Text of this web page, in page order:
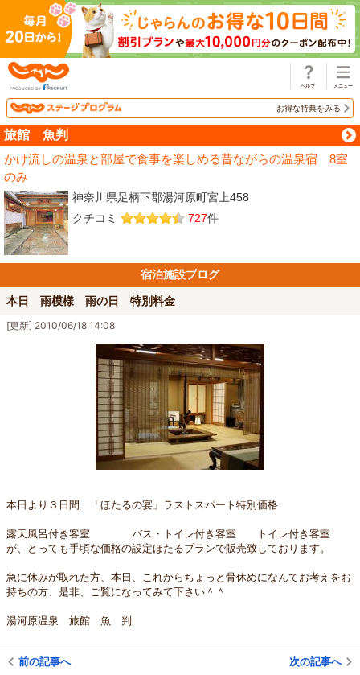
お得な特典をみる
旅館 魚判
かけ流しの温泉と部屋で食事を楽しめる昔ながらの温泉宿 8室
のみ
神奈川県足柄下郡湯河原町宮上458
クチコミ
727件
宿泊施設ブログ
本日 雨模様 雨の日 特別料金
[更新] 2010/06/18 14:08
本日より３日間 「ほたるの宴」ラストスパート特別価格
露天風呂付き客室 バス・トイレ付き客室 トイレ付き客室
が、とっても手頃な価格の設定ほたるプランで販売致しております。
急に休みが取れた方、本日、これからちょっと骨休めになんてお考えをお
持ちの方、是非、ご覧になってみて下さい＾＾
湯河原温泉 旅館 魚 判
前の記事へ 次の記事へ